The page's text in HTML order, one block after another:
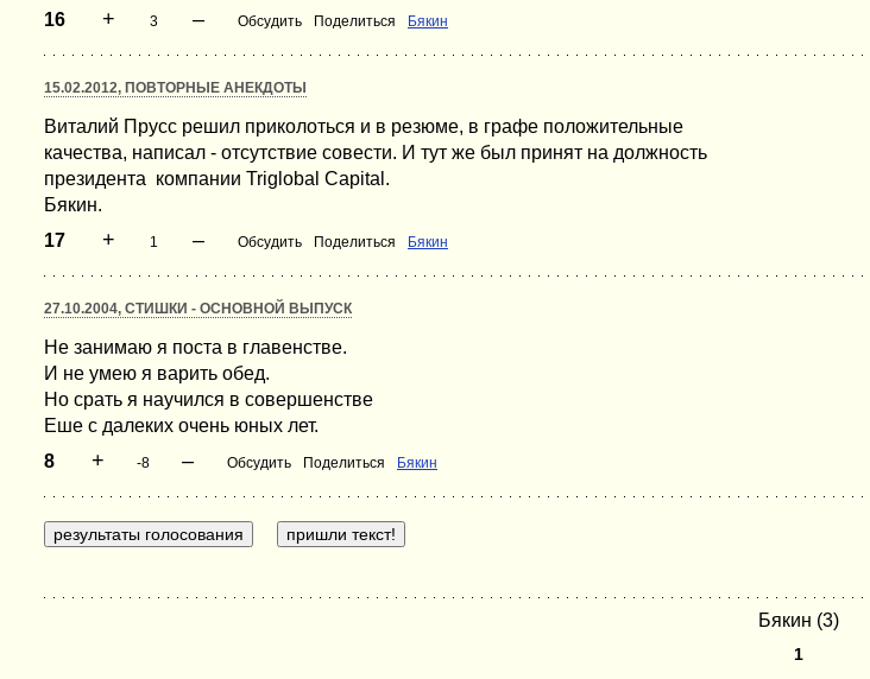
16
+ 3 – Обсудить Поделиться Бякин
15.02.2012, ПОВТОРНЫЕ АНЕКДОТЫ
Виталий Прусс решил приколоться и в резюме, в графе положительные
качества, написал - отсутствие совести. И тут же был принят на должность
президента компании Triglobal Capital.
Бякин.
17
+ 1 – Обсудить Поделиться Бякин
27.10.2004, СТИШКИ - ОСНОВНОЙ ВЫПУСК
Не занимаю я поста в главенстве.
И не умею я варить обед.
Но срать я научился в совершенстве
Еше с далеких очень юных лет.
8
+ -8 – Обсудить Поделиться Бякин
Бякин (3)
1